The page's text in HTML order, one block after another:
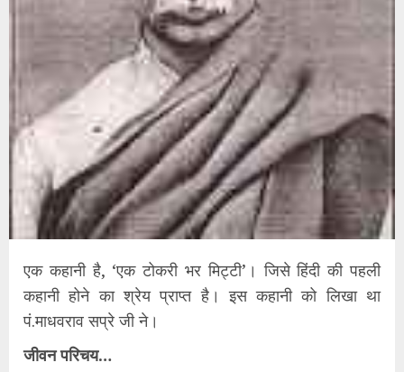
एक कहानी है, ‘एक टोकरी भर मिट्टी’। जिसे हिंदी की पहली
कहानी होने का श्रेय प्राप्त है। इस कहानी को लिखा था
पं.माधवराव सप्रे जी ने।
जीवन परिचय…